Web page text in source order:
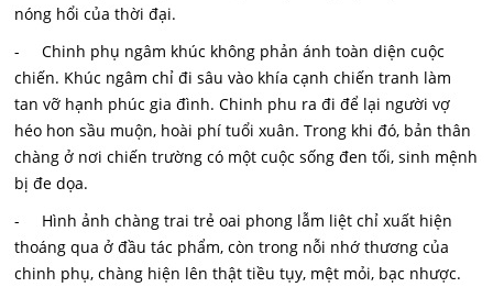
nóng hổi của thời đại.
- Chinh phụ ngâm khúc không phản ánh toàn diện cuộc
chiến. Khúc ngâm chỉ đi sâu vào khía cạnh chiến tranh làm
tan vỡ hạnh phúc gia đình. Chinh phu ra đi để lại người vợ
héo hon sầu muộn, hoài phí tuổi xuân. Trong khi đó, bản thân
chàng ở nơi chiến trường có một cuộc sống đen tối, sinh mệnh
bị đe dọa.
- Hình ảnh chàng trai trẻ oai phong lẫm liệt chỉ xuất hiện
thoáng qua ở đầu tác phẩm, còn trong nỗi nhớ thương của
chinh phụ, chàng hiện lên thật tiều tụy, mệt mỏi, bạc nhược.